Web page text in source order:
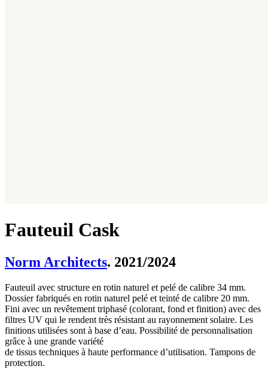
Fauteuil Cask
Norm Architects. 2021/2024
Fauteuil avec structure en rotin naturel et pelé de calibre 34 mm.
Dossier fabriqués en rotin naturel pelé et teinté de calibre 20 mm.
Fini avec un revêtement triphasé (colorant, fond et finition) avec des
filtres UV qui le rendent très résistant au rayonnement solaire. Les
finitions utilisées sont à base d’eau. Possibilité de personnalisation
grâce à une grande variété
de tissus techniques à haute performance d’utilisation. Tampons de
protection.